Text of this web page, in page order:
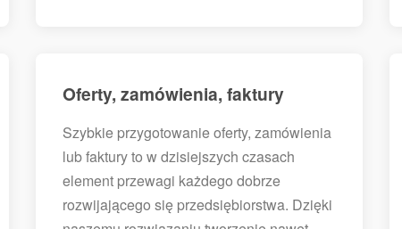
Oferty, zamówienia, faktury
Szybkie przygotowanie oferty, zamówienia
lub faktury to w dzisiejszych czasach
element przewagi każdego dobrze
rozwijającego się przedsiębiorstwa. Dzięki